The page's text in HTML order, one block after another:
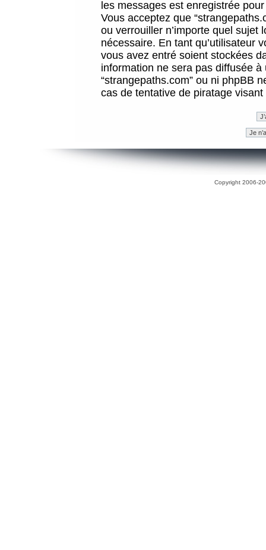
les messages est enregistrée
Vous acceptez que
ou verrouiller n’importe quel sujet
nécessaire. En tant qu’utilisateur
vous avez entré soient stockées
information ne sera pas diffusée
“strangepaths.com” ou ni phpBB
cas de tentative de piratage
Copyright 2006-